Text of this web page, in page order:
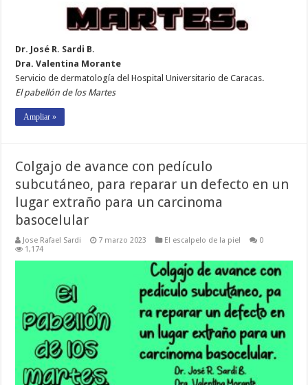
Dr. José R. Sardi B.
Dra. Valentina Morante
Servicio de dermatología del Hospital Universitario de Caracas.
El pabellón de los Martes
Ampliar »
Colgajo de avance con pedículo
subcutáneo, para reparar un defecto en un
lugar extraño para un carcinoma
basocelular
Jose Rafael Sardi 7 marzo 2023 El escalpelo de la piel
0
1,174